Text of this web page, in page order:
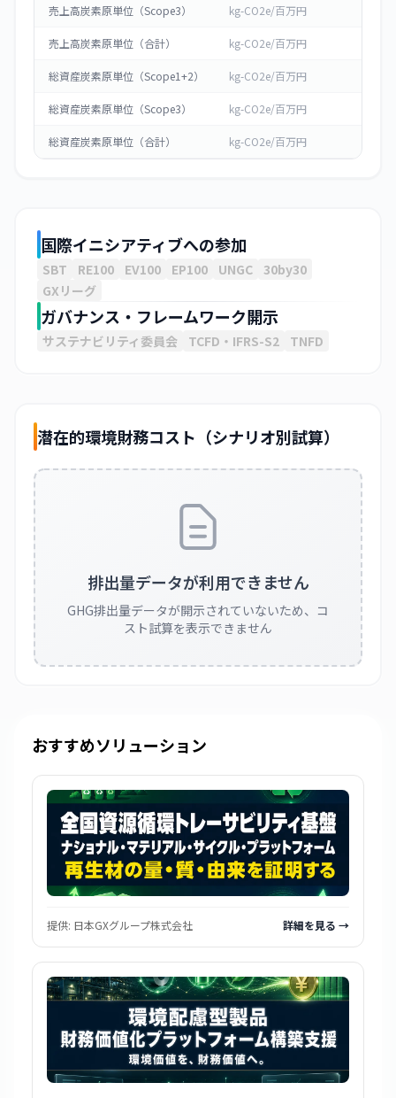
売上高炭素原単位（Scope3） kg-CO2e/百万円
売上高炭素原単位（合計） kg-CO2e/百万円
総資産炭素原単位（Scope1+2） kg-CO2e/百万円
総資産炭素原単位（Scope3） kg-CO2e/百万円
総資産炭素原単位（合計） kg-CO2e/百万円
国際イニシアティブへの参加
SBT RE100 EV100 EP100 UNGC 30by30
GXリーグ
ガバナンス・フレームワーク開示
サステナビリティ委員会 TCFD・IFRS-S2 TNFD
潜在的環境財務コスト（シナリオ別試算）
排出量データが利用できません
GHG排出量データが開示されていないため、コ
スト試算を表示できません
おすすめソリューション
提供: 日本GXグループ株式会社 詳細を見る →